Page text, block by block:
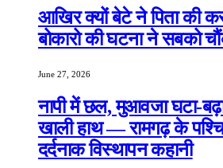
आखिर क्यों बेटे ने पिता की कर
बोकारो की घटना ने सबको
June 27, 2026
नापी में छल, मुआवजा घटा-
खाली हाथ — रामगढ़ के
दर्दनाक विस्थापन कहानी